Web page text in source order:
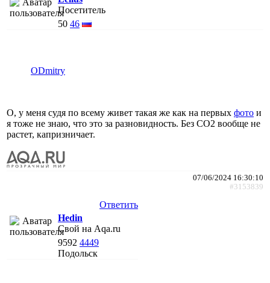
Посетитель
50 46
ODmitry
О, у меня судя по всему живет такая же как на первых фото и
я тоже не знаю, что это за разновидность. Без СО2 вообще не
растет, капризничает.
07/06/2024 16:30:10
#3153839
Ответить
Hedin
Свой на Aqa.ru
9592 4449
Подольск